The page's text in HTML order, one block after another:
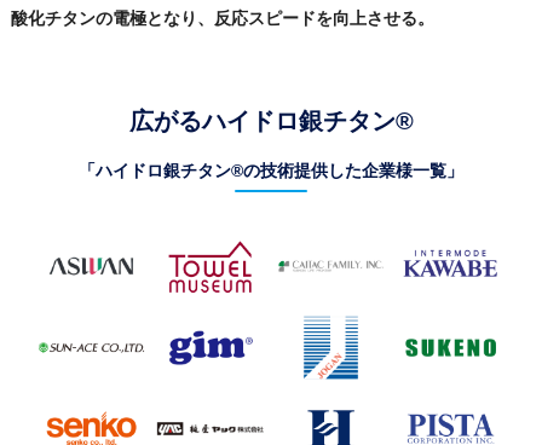
酸化チタンの電極となり、反応スピードを向上させる。
広がるハイドロ銀チタン®
「ハイドロ銀チタン®の技術提供した企業様一覧」